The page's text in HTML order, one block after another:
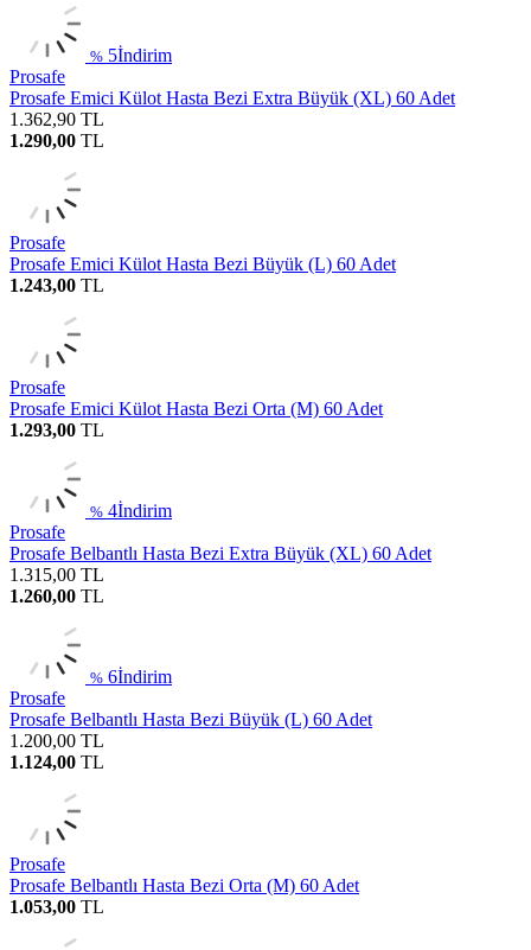
% 5İndirim
Prosafe
Prosafe Emici Külot Hasta Bezi Extra Büyük (XL) 60 Adet
1.362,90 TL
1.290,00 TL
Prosafe
Prosafe Emici Külot Hasta Bezi Büyük (L) 60 Adet
1.243,00 TL
Prosafe
Prosafe Emici Külot Hasta Bezi Orta (M) 60 Adet
1.293,00 TL
% 4İndirim
Prosafe
Prosafe Belbantlı Hasta Bezi Extra Büyük (XL) 60 Adet
1.315,00 TL
1.260,00 TL
% 6İndirim
Prosafe
Prosafe Belbantlı Hasta Bezi Büyük (L) 60 Adet
1.200,00 TL
1.124,00 TL
Prosafe
Prosafe Belbantlı Hasta Bezi Orta (M) 60 Adet
1.053,00 TL